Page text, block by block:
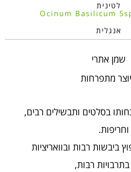
לטינית
Ocinum Basilicum
אנגלית
שמן אתרי
מתפרחות
בסלטים ותבשילים רבים,
ביבשות רבות ובוואריציות
רבות,